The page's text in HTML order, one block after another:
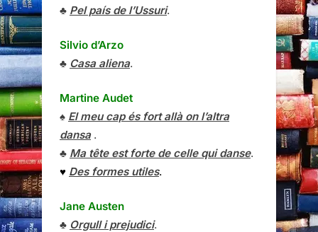
♣ Pel país de l’Ussuri.
Silvio d’Arzo
♣ Casa aliena.
Martine Audet
♠ El meu cap és fort allà on l’altra
dansa.
♣ Ma tête est forte de celle qui danse.
♥ Des formes utiles.
Jane Austen
♣ Orgull i prejudici.